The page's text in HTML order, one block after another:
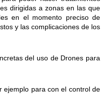
dirigidas a zonas en las que
en el momento preciso de
y las complicaciones de los
del uso de Drones para
ejemplo para con el control de